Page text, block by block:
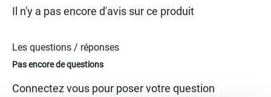
Il n'y a pas encore d'avis sur ce produit
Les questions / réponses
Pas encore de questions
Connectez vous pour poser votre question